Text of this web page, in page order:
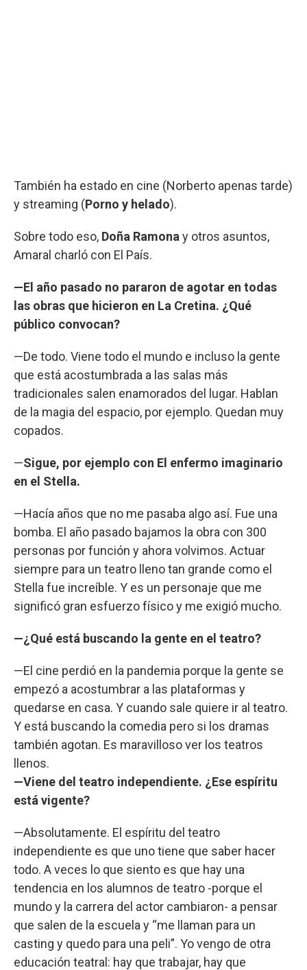
También ha estado en cine (Norberto apenas tarde)
y streaming (Porno y helado).
Sobre todo eso, Doña Ramona y otros asuntos,
Amaral charló con El País.
—El año pasado no pararon de agotar en todas
las obras que hicieron en La Cretina. ¿Qué
público convocan?
—De todo. Viene todo el mundo e incluso la gente
que está acostumbrada a las salas más
tradicionales salen enamorados del lugar. Hablan
de la magia del espacio, por ejemplo. Quedan muy
copados.
—Sigue, por ejemplo con El enfermo imaginario
en el Stella.
—Hacía años que no me pasaba algo así. Fue una
bomba. El año pasado bajamos la obra con 300
personas por función y ahora volvimos. Actuar
siempre para un teatro lleno tan grande como el
Stella fue increíble. Y es un personaje que me
significó gran esfuerzo físico y me exigió mucho.
—¿Qué está buscando la gente en el teatro?
—El cine perdió en la pandemia porque la gente se
empezó a acostumbrar a las plataformas y
quedarse en casa. Y cuando sale quiere ir al teatro.
Y está buscando la comedia pero si los dramas
también agotan. Es maravilloso ver los teatros
llenos.
—Viene del teatro independiente. ¿Ese espíritu
está vigente?
—Absolutamente. El espíritu del teatro
independiente es que uno tiene que saber hacer
todo. A veces lo que siento es que hay una
tendencia en los alumnos de teatro -porque el
mundo y la carrera del actor cambiaron- a pensar
que salen de la escuela y “me llaman para un
casting y quedo para una peli”. Yo vengo de otra
educación teatral: hay que trabajar, hay que